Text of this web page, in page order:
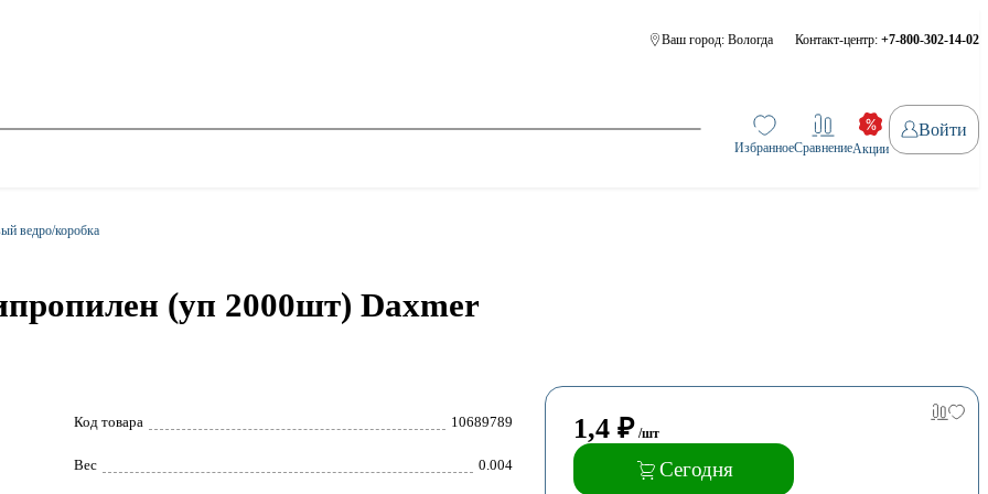
Ваш город: Вологда Контакт-центр: +7-800-302-14-02
ИзбранноеСравнениеАкции
Войти
ведро/коробка
(уп 2000шт) Daxmer
Код товара 10689789
Вес 0.004
1,4 ₽ /шт
Сегодня